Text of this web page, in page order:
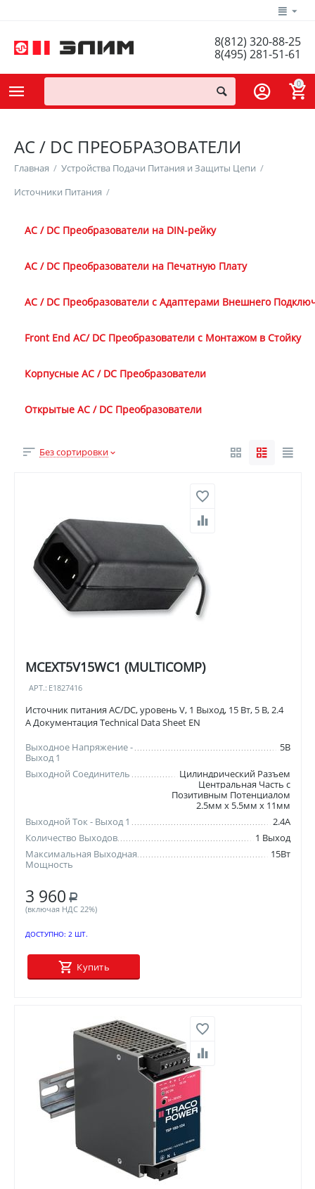
8(812) 320-88-25
8(495) 281-51-61
0
AC / DC ПРЕОБРАЗОВАТЕЛИ
Главная / Устройства Подачи Питания и Защиты Цепи /
Источники Питания /
AC / DC Преобразователи на DIN-рейку
AC / DC Преобразователи на Печатную Плату
AC / DC Преобразователи с Адаптерами Внешнего
Front End AC/ DC Преобразователи с Монтажом в Стойку
Корпусные AC / DC Преобразователи
Открытые AC / DC Преобразователи
Без сортировки
MCEXT5V15WC1 (MULTICOMP)
АРТ.: E1827416
Источник питания AC/DC, уровень V, 1 Выход, 15 Вт, 5 В, 2.4
А Документация Technical Data Sheet EN
Выходное Напряжение -
Выход 1
5В
Выходной Соединитель
Цилиндрический Разъем
Центральная Часть с
Позитивным Потенциалом
2.5мм x 5.5мм x 11мм
Выходной Ток - Выход 1
2.4А
Количество Выходов
1 Выход
Максимальная Выходная
Мощность
15Вт
3 960 Р
(включая НДС 22%)
ДОСТУПНО: 2 ШТ.
Купить